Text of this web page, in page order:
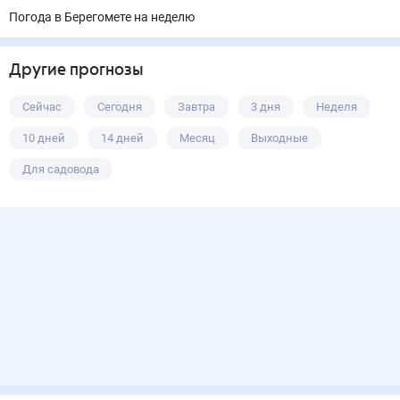
Погода в Берегомете на неделю
Другие прогнозы
Сейчас Сегодня Завтра 3 дня Неделя
10 дней 14 дней Месяц Выходные
Для садовода